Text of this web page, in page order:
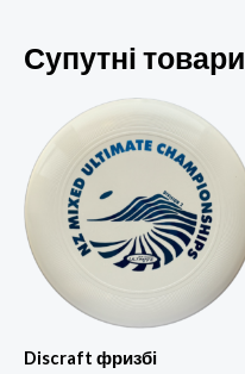
Супутні товари
Discraft фризбі